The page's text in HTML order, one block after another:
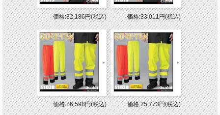
価格:32,186円(税込) 価格:33,011円(税込)
価格:26,598円(税込) 価格:25,773円(税込)